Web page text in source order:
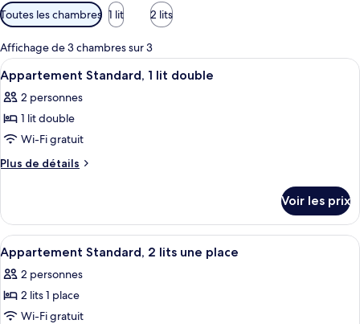
Filtres
disponibles
pour
les
chambres
Toutes les chambres 1 lit 2 lits
Affichage de 3 chambres sur 3
Afficher
toutes
les
photos
pour
ce
chambre :
Appartement
Standard,
lit
double
Une chambre d’hôtel avec un lit,
13
Appartement Standard, 1 lit double
2 personnes
1 lit double
Wi-Fi gratuit
Plus de détails
Plus
le
type
de
chambre
Appartement
Standard,
Voir les prix
Afficher
toutes
les
photos
pour
Une chambre d’hôtel avec deux
12
Appartement Standard, 2 lits une place
2 personnes
2 lits 1 place
Wi-Fi gratuit